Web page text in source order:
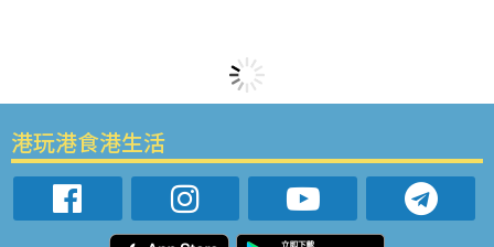
港玩港食港生活